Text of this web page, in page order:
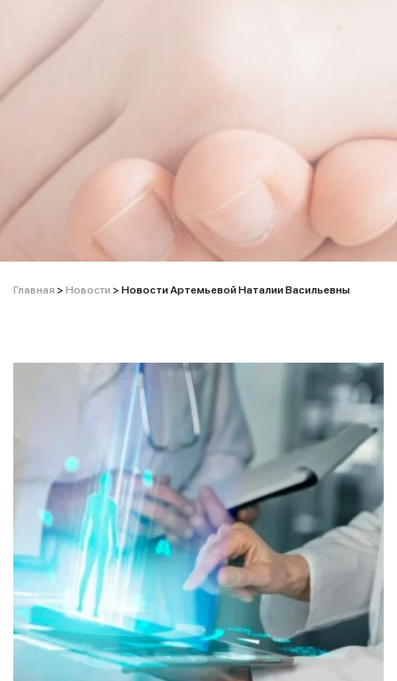
Главная > Новости > Новости Артемьевой Наталии Васильевны